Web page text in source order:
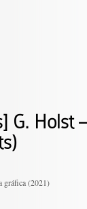
G. Holst
gráfica (2021)